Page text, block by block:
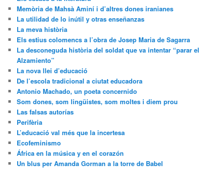
Memòria de Mahsà Aminí i d’altres dones iranianes
La utilidad de lo inútil y otras enseñanzas
La meva història
Els estius colomencs a l’obra de Josep Maria de Sagarra
La desconeguda història del soldat que va intentar “parar el
Alzamiento”
La nova llei d’educació
De l’escola tradicional a ciutat educadora
Antonio Machado, un poeta concernido
Som dones, som lingüistes, som moltes i diem prou
Las falsas autorías
Perifèria
L’educació val més que la incertesa
Ecofeminismo
África en la música y en el corazón
Un blus per Amanda Gorman a la torre de Babel